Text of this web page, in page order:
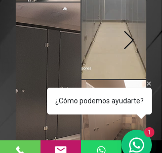
¿Cómo podemos ayudarte?
1